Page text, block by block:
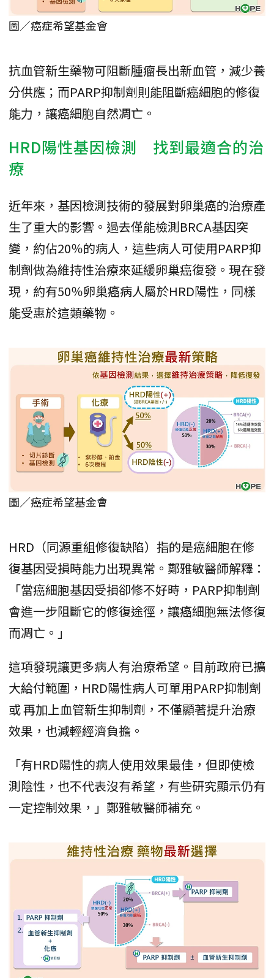
圖／癌症希望基金會
抗血管新生藥物可阻斷腫瘤長出新血管，減少養
分供應；而PARP抑制劑則能阻斷癌細胞的修復
能力，讓癌細胞自然凋亡。
HRD陽性基因檢測 找到最適合的治
療
近年來，基因檢測技術的發展對卵巢癌的治療產
生了重大的影響。過去僅能檢測BRCA基因突
變，約佔20％的病人，這些病人可使用PARP抑
制劑做為維持性治療來延緩卵巢癌復發。現在發
現，約有50％卵巢癌病人屬於HRD陽性，同樣
能受惠於這類藥物。
圖／癌症希望基金會
HRD（同源重組修復缺陷）指的是癌細胞在修
復基因受損時能力出現異常。鄭雅敏醫師解釋：
「當癌細胞基因受損卻修不好時，PARP抑制劑
會進一步阻斷它的修復途徑，讓癌細胞無法修復
而凋亡。」
這項發現讓更多病人有治療希望。目前政府已擴
大給付範圍，HRD陽性病人可單用PARP抑制劑
或 再加上血管新生抑制劑，不僅顯著提升治療
效果，也減輕經濟負擔。
「有HRD陽性的病人使用效果最佳，但即使檢
測陰性，也不代表沒有希望，有些研究顯示仍有
一定控制效果，」鄭雅敏醫師補充。